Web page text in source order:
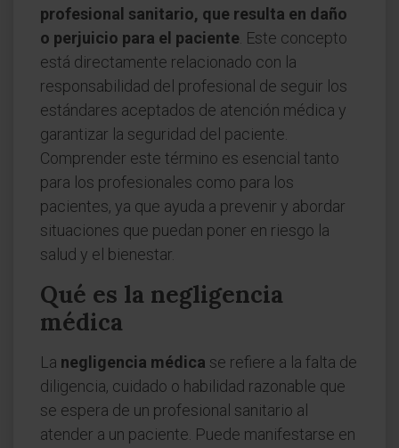
profesional sanitario, que resulta en daño
o perjuicio para el paciente . Este concepto
está directamente relacionado con la
responsabilidad del profesional de seguir los
estándares aceptados de atención médica y
garantizar la seguridad del paciente.
Comprender este término es esencial tanto
para los profesionales como para los
pacientes, ya que ayuda a prevenir y abordar
situaciones que puedan poner en riesgo la
salud y el bienestar.
Qué es la negligencia
médica
La negligencia médica se refiere a la falta de
diligencia, cuidado o habilidad razonable que
se espera de un profesional sanitario al
atender a un paciente. Puede manifestarse en